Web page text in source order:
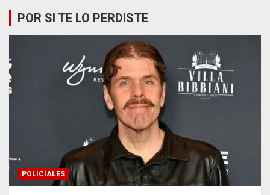
POR SI TE LO PERDISTE
POLICIALES